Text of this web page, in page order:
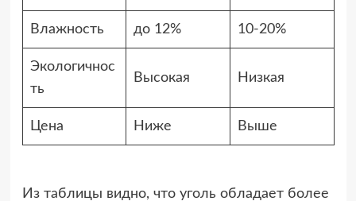
Влажность до 12% 10-20%
Экологичнос
ть
Высокая Низкая
Цена Ниже Выше
Из таблицы видно, что уголь обладает более